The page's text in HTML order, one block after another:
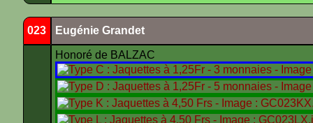
023 Eugénie Grandet
Honoré de BALZAC